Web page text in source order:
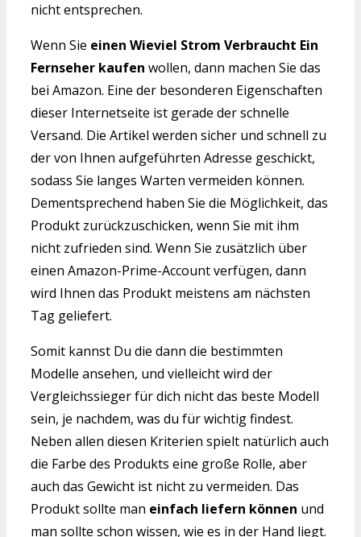
nicht entsprechen.
Wenn Sie einen Wieviel Strom Verbraucht Ein
Fernseher kaufen wollen, dann machen Sie das
bei Amazon. Eine der besonderen Eigenschaften
dieser Internetseite ist gerade der schnelle
Versand. Die Artikel werden sicher und schnell zu
der von Ihnen aufgeführten Adresse geschickt,
sodass Sie langes Warten vermeiden können.
Dementsprechend haben Sie die Möglichkeit, das
Produkt zurückzuschicken, wenn Sie mit ihm
nicht zufrieden sind. Wenn Sie zusätzlich über
einen Amazon-Prime-Account verfügen, dann
wird Ihnen das Produkt meistens am nächsten
Tag geliefert.
Somit kannst Du die dann die bestimmten
Modelle ansehen, und vielleicht wird der
Vergleichssieger für dich nicht das beste Modell
sein, je nachdem, was du für wichtig findest.
Neben allen diesen Kriterien spielt natürlich auch
die Farbe des Produkts eine große Rolle, aber
auch das Gewicht ist nicht zu vermeiden. Das
Produkt sollte man einfach liefern können und
man sollte schon wissen, wie es in der Hand liegt.